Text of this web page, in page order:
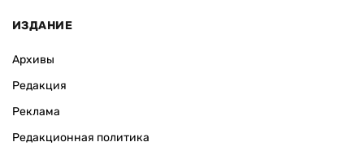
ИЗДАНИЕ
Архивы
Редакция
Реклама
Редакционная политика